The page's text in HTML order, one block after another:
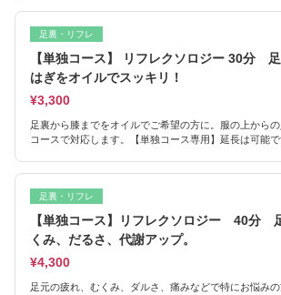
足裏・リフレ
【単独コース】 リフレクソロジー 30分
はぎをオイルでスッキリ！
¥3,300
足裏から膝までをオイルでご希望の方に。服の上から
コースで対応します。【単独コース専用】延長は可能で
足裏・リフレ
【単独コース】リフレクソロジー 40分
くみ、だるさ、代謝アップ。
¥4,300
足元の疲れ、むくみ、ダルさ、痛みなどで特にお悩み